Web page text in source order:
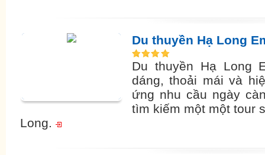
Du thuyền Hạ Long
Du thuyền Hạ Long
dáng, thoải mái và
ứng nhu cầu ngày
tìm kiếm một một tour
Long.